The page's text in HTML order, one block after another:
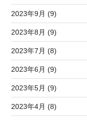
2023年9月 (9)
2023年8月 (9)
2023年7月 (8)
2023年6月 (9)
2023年5月 (9)
2023年4月 (8)